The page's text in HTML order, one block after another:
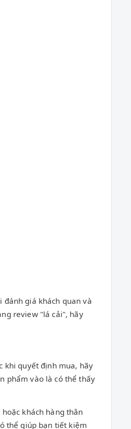
đánh giá khách quan và
review "lá cải", hãy
khi quyết định mua, hãy
phẩm vào là có thể thấy
khách hàng thân
thể giúp bạn tiết kiệm